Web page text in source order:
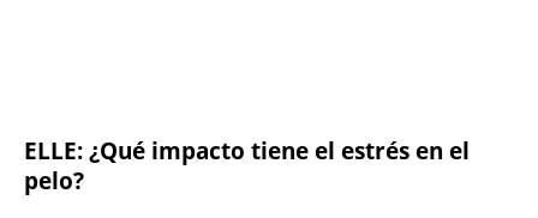
ELLE: ¿Qué impacto tiene el estrés en el
pelo?